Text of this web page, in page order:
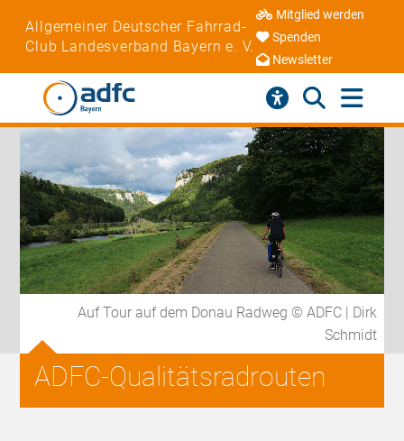
Allgemeiner Deutscher Fahrrad-
Club Landesverband Bayern e. V.
Mitglied werden
Spenden
Newsletter
Auf Tour auf dem Donau Radweg © ADFC | Dirk
Schmidt
ADFC-Qualitätsradrouten